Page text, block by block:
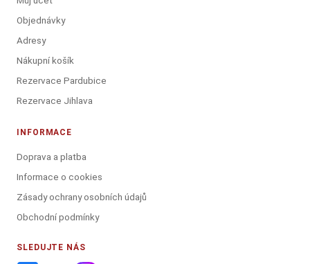
Objednávky
Adresy
Nákupní košík
Rezervace Pardubice
Rezervace Jihlava
INFORMACE
Doprava a platba
Informace o cookies
Zásady ochrany osobních údajů
Obchodní podmínky
SLEDUJTE NÁS